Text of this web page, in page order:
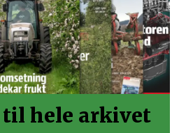
hele arkivet